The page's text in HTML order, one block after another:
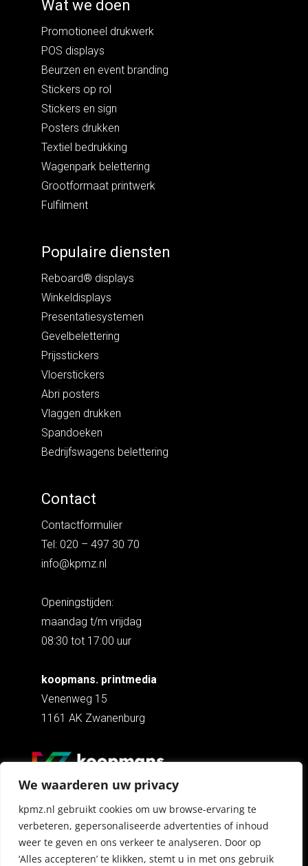
We waarderen uw privacy
kpmz.nl gebruikt cookies om uw browse-ervaring te
verbeteren, gepersonaliseerde advertenties of inhoud
weer te geven en ons verkeer te analyseren. Door op
‘Alles accepteren’ te klikken, stemt u in met ons gebruik
Wat we doen
Promotioneel drukwerk
POS displays
Beurzen en event branding
Stickers op rol
Stickers en sign
Posters drukken
Textiel bedrukking
Wagenpark belettering
Grootformaat printwerk
Fulfilment
Populaire diensten
Reboard® displays
Winkeldisplays
Presentatiesystemen
Gevelbelettering
Prijsstickers
Vloerstickers
Abri posters
Vlaggen drukken
Spandoeken
Bedrijfswagens belettering
Contact
Contactformulier
Tel: 020 – 497 30 70
info@kpmz.nl
Openingstijden:
maandag t/m vrijdag
08:30 tot 17:00 uur
koopmans. printmedia
Venenweg 15
1161 AK Zwanenburg
Copyright © 2026 Koopmans Print Media
Vervaardigd door
Effectiv. Communicatie BV
Koopmans Print Media is een FSC®-gecertificeerd